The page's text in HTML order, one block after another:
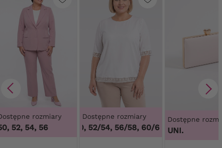
rozmiary
52, 54, 56
Dostępne rozmiary
48/50, 52/54, 56/58, 60/62 48/50, 52/54,
Dostępne
UNI.